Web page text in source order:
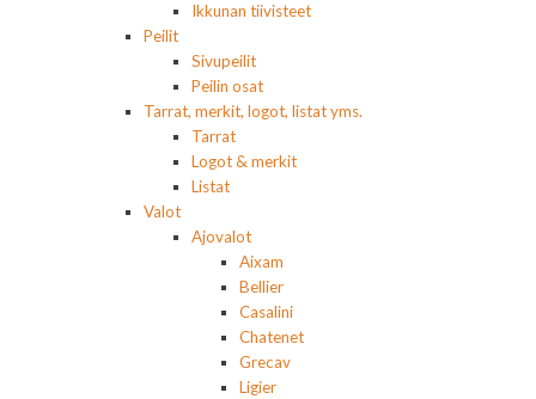
Ikkunan tiivisteet
Peilit
Sivupeilit
Peilin osat
Tarrat, merkit, logot, listat yms.
Tarrat
Logot & merkit
Listat
Valot
Ajovalot
Aixam
Bellier
Casalini
Chatenet
Grecav
Ligier